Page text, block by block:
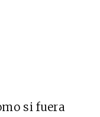
si fuera